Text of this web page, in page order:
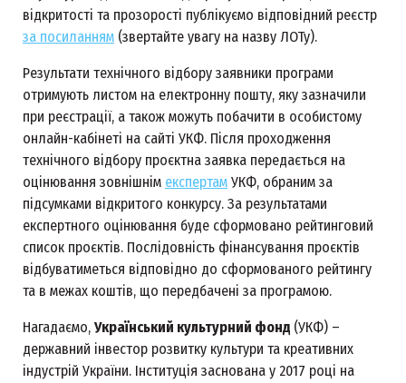
відкритості та прозорості публікуємо відповідний реєстр
за посиланням (звертайте увагу на назву ЛОТу).
Результати технічного відбору заявники програми
отримують листом на електронну пошту, яку зазначили
при реєстрації, а також можуть побачити в особистому
онлайн-кабінеті на сайті УКФ. Після проходження
технічного відбору проєктна заявка передається на
оцінювання зовнішнім експертам УКФ, обраним за
підсумками відкритого конкурсу. За результатами
експертного оцінювання буде сформовано рейтинговий
список проєктів. Послідовність фінансування проєктів
відбуватиметься відповідно до сформованого рейтингу
та в межах коштів, що передбачені за програмою.
Нагадаємо, Український культурний фонд (УКФ) –
державний інвестор розвитку культури та креативних
індустрій України. Інституція заснована у 2017 році на